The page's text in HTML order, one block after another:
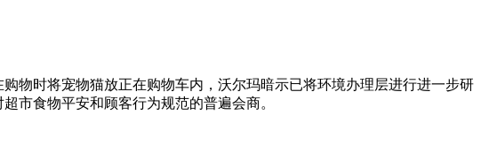
时将宠物猫放正在购物车内，沃尔玛暗示已将环境办理层进行进一步研
市食物平安和顾客行为规范的普遍会商。